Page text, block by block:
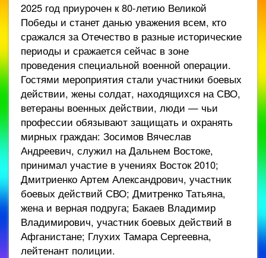
2025 год приурочен к 80-летию Великой
Победы и станет данью уважения всем, кто
сражался за Отечество в разные исторические
периоды и сражается сейчас в зоне
проведения специальной военной операции.
Гостями мероприятия стали участники боевых
действии, жены солдат, находящихся на СВО,
ветераны военных действии, люди — чьи
профессии обязывают защищать и охранять
мирных граждан: Зосимов Вячеслав
Андреевич, служил на Дальнем Востоке,
принимал участие в учениях Восток 2010;
Дмитриенко Артем Александрович, участник
боевых действий СВО; Дмитренко Татьяна,
жена и верная подруга; Бакаев Владимир
Владимирович, участник боевых действий в
Афганистане; Глухих Тамара Сергеевна,
лейтенант полиции.